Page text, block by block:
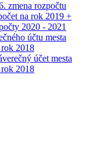
zmena rozpočtu
na rok 2019 +
2020 - 2021
účtu mesta
2018
účet mesta
2018